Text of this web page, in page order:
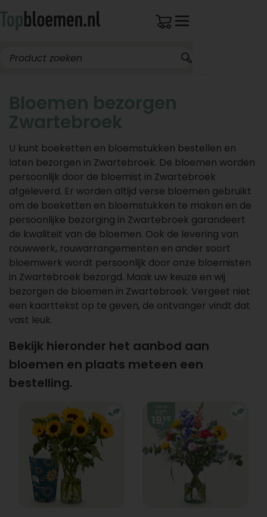
Bloemen bezorgen
Zwartebroek
U kunt boeketten en bloemstukken bestellen en
laten bezorgen in Zwartebroek. De bloemen worden
persoonlijk door de bloemist in Zwartebroek
afgeleverd. Er worden altijd verse bloemen gebruikt
om de boeketten en bloemstukken te maken en de
persoonlijke bezorging in Zwartebroek garandeert
de kwaliteit van de bloemen. Ook de levering van
rouwwerk, rouwarrangementen en ander soort
bloemwerk wordt persoonlijk door onze bloemisten
in Zwartebroek bezorgd. Maak uw keuze en wij
bezorgen de bloemen in Zwartebroek. Vergeet niet
een kaarttekst op te geven, de ontvanger vindt dat
vast leuk.
Bekijk hieronder het aanbod aan
bloemen en plaats meteen een
bestelling.